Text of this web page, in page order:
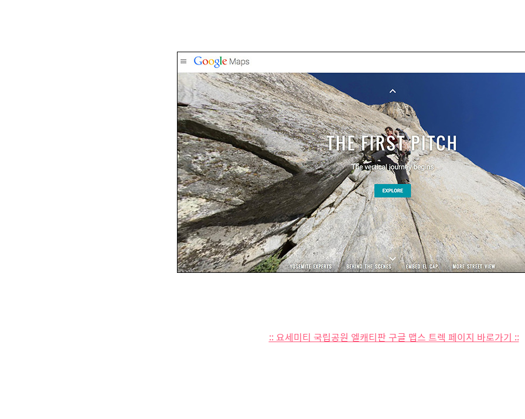
:: 요세미티 국립공원 엘캐티판 구글 맵스 트렉 페이지 바로가기 ::